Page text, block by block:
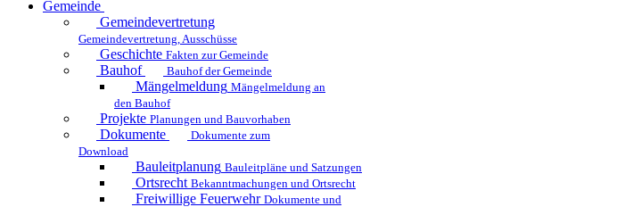
Gemeinde
Gemeindevertretung
Gemeindevertretung, Ausschüsse
Geschichte Fakten zur Gemeinde
Bauhof Bauhof der Gemeinde
Mängelmeldung Mängelmeldung an
den Bauhof
Projekte Planungen und Bauvorhaben
Dokumente
Dokumente zum
Download
Bauleitplanung Bauleitpläne und Satzungen
Ortsrecht Bekanntmachungen und Ortsrecht
Freiwillige Feuerwehr Dokumente und